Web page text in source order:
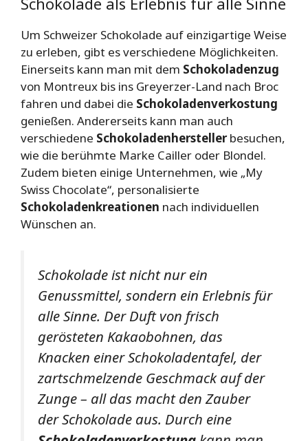
Um Schweizer Schokolade auf einzigartige Weise
zu erleben, gibt es verschiedene Möglichkeiten.
Einerseits kann man mit dem Schokoladenzug
von Montreux bis ins Greyerzer-Land nach Broc
fahren und dabei die Schokoladenverkostung
genießen. Andererseits kann man auch
verschiedene Schokoladenherstellerbesuchen,
wie die berühmte Marke Cailler oder Blondel.
Zudem bieten einige Unternehmen, wie „My
Swiss Chocolate“, personalisierte
Schokoladenkreationen nach individuellen
Wünschen an.
Schokolade ist nicht nur ein
Genussmittel, sondern ein Erlebnis für
alle Sinne. Der Duft von frisch
gerösteten Kakaobohnen, das
Knacken einer Schokoladentafel, der
zartschmelzende Geschmack auf der
Zunge – all das macht den Zauber
der Schokolade aus. Durch eine